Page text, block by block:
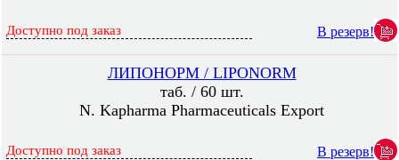
Доступно под заказ В резерв!
ЛИПОНОРМ / LIPONORM
таб. / 60 шт.
N. Kapharma Pharmaceuticals Export
Доступно под заказ В резерв!